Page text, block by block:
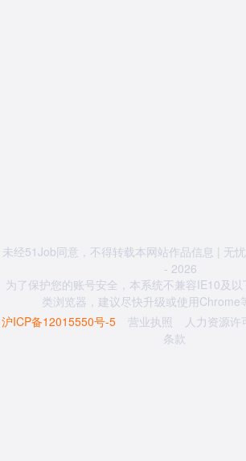
未经51Job同意，不得转载本网站作品信息 | 无
- 2026
为了保护您的账号安全，本系统不兼容IE10及
类浏览器，建议尽快升级或使用Chrome
沪ICP备12015550号-5
营业执照 人力资源许
条款